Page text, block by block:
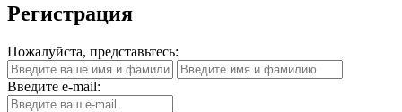
Регистрация
Пожалуйста, представьтесь:
Введите e-mail: